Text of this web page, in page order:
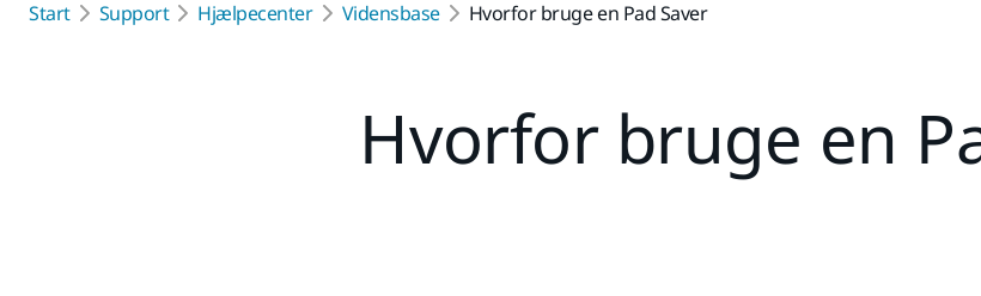
Start Support Hjælpecenter Vidensbase Hvorfor bruge en Pad Saver
Hvorfor bruge en